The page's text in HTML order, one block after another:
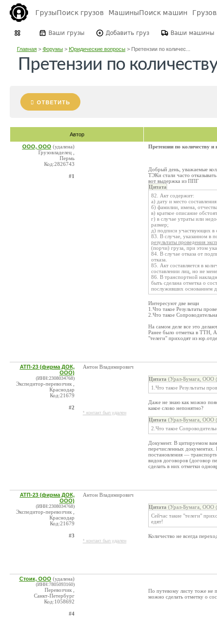
ГрузыПоиск грузов МашиныПоиск машин
Ваши грузы Добавить груз Ваши машины
Главная> Форумы> Юридические вопросы> Претензии по количес...
Претензии по
ОТВЕТИТЬ
Автор
ООО, ООО (удалена)
Грузовладелец ,
Пермь
Код:2826743
#1
Претензии по количеству и
Добрый день, уважаемые
ТЭКи стали часто
вот выдержка из ППГ
Цитата
82. Акт содержит:
а) дату и место составления
б) фамилии, имена,
в) краткое описание
г) в случае утраты или
размер;
д) подписи участвующих в
83. В случае, указанном в
результаты проведения
(порчи) груза, при этом
84. В случае отказа от
отказа.
85. Акт составляется в
составлении лиц, но не
86. В транспортной
быть сделана отметка о
послуживших основанием
Интересуют две вещи
1.Что такое Результаты
2.Что такое
На самом деле все это
Ранее было отметка в ТТН,
"телеги" приходят из
АТП-23 (фирма ДОК,
ООО)
(ИНН:2308034768)
Экспедитор-перевозчик ,
Краснодар
Код:21679
#2
Антон Владимирович
* контакт был удален
Цитата (Урал-Бумага, ООО
1.Что такое Результаты
Даже не знаю как можно
какое слово непонятно?
Цитата (Урал-Бумага, ООО
2.Что такое
Документ. В цитируемом
перечисленных
постановления —
видов договоров (договор
сделать в них отметки
АТП-23 (фирма ДОК,
ООО)
(ИНН:2308034768)
Экспедитор-перевозчик ,
Краснодар
Код:21679
#3
Антон Владимирович
* контакт был удален
Цитата (Урал-Бумага, ООО
Сейчас такие "телеги"
едят!
Количество не всегда
Стоик, ООО (удалена)
(ИНН:7805093160)
Перевозчик ,
Санкт-Петербург
Код:1058692
#4
По путевому листу тоже не
можно сделать отметку о